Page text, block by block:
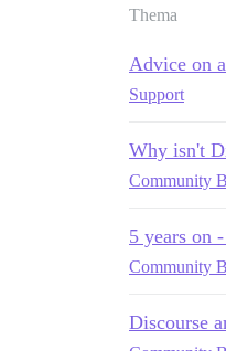
Thema
Advice on
Support
Why isn't
Community
5 years on
Community
Discourse